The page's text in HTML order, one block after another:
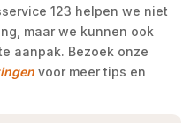
123 helpen we niet
maar we kunnen ook
aanpak. Bezoek onze
voor meer tips en